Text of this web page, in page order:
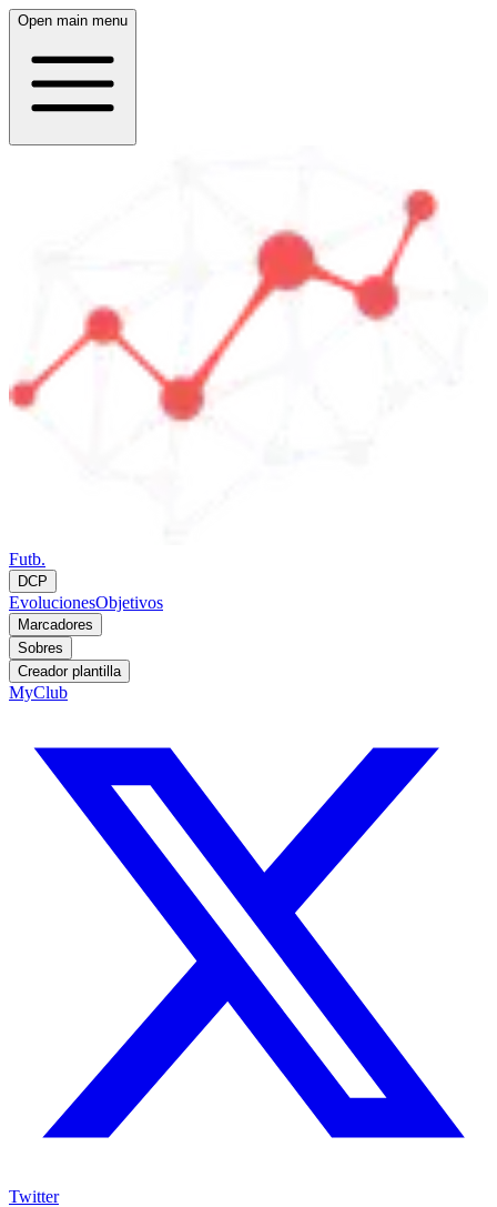
Open main menu
Futb.
DCP
EvolucionesObjetivos
Marcadores
Sobres
Creador plantilla
MyClub
Twitter